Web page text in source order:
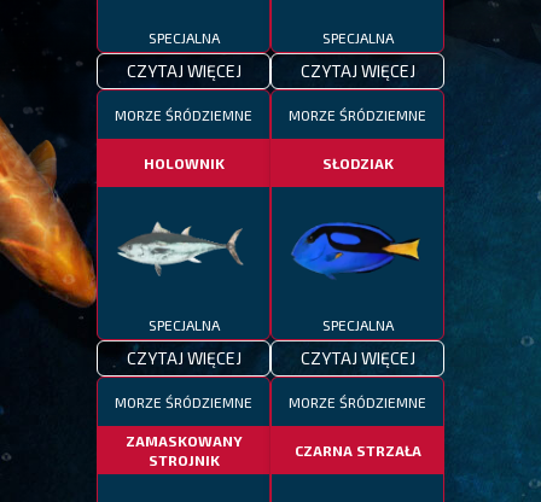
SPECJALNA
CZYTAJ WIĘCEJ
SPECJALNA
CZYTAJ WIĘCEJ
MORZE ŚRÓDZIEMNE
HOLOWNIK
SPECJALNA
CZYTAJ WIĘCEJ
MORZE ŚRÓDZIEMNE
SŁODZIAK
SPECJALNA
CZYTAJ WIĘCEJ
MORZE ŚRÓDZIEMNE
ZAMASKOWANY
STROJNIK
MORZE ŚRÓDZIEMNE
CZARNA STRZAŁA